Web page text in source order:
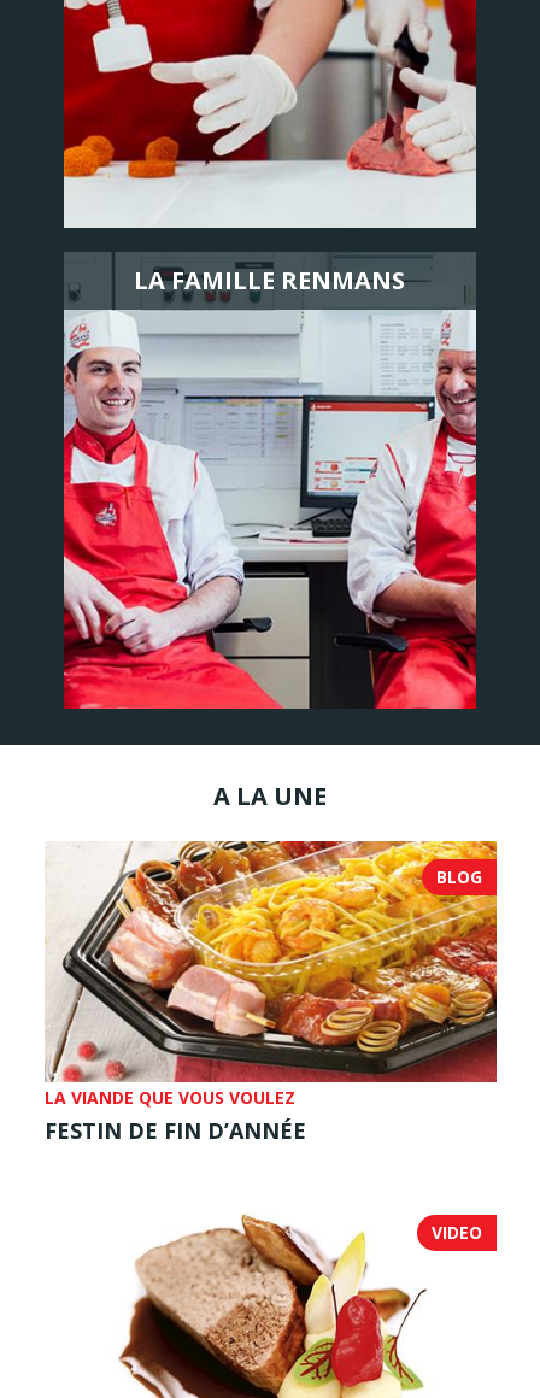
LA FAMILLE RENMANS
A LA UNE
BLOG
LA VIANDE QUE VOUS VOULEZ
FESTIN DE FIN D’ANNÉE
VIDEO